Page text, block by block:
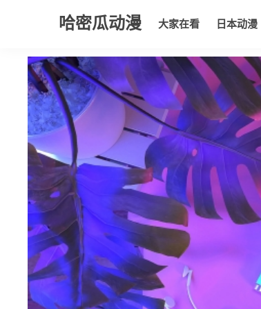
哈密瓜动漫 大家在看 日本动漫
大家在看 日本动漫 国产动漫 欧美动漫